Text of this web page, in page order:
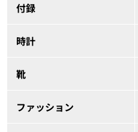
付録
時計
靴
ファッション